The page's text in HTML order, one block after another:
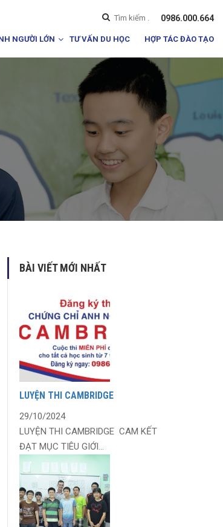
0986.000.664
NGƯỜI LỚN TƯ VẤN DU HỌC HỢP TÁC ĐÀO TẠO
BÀI VIẾT MỚI NHẤT
LUYỆN THI CAMBRIDGE
29/10/2024
LUYỆN THI CAMBRIDGE CAM KẾT
ĐẠT MỤC TIÊU GIỚI...